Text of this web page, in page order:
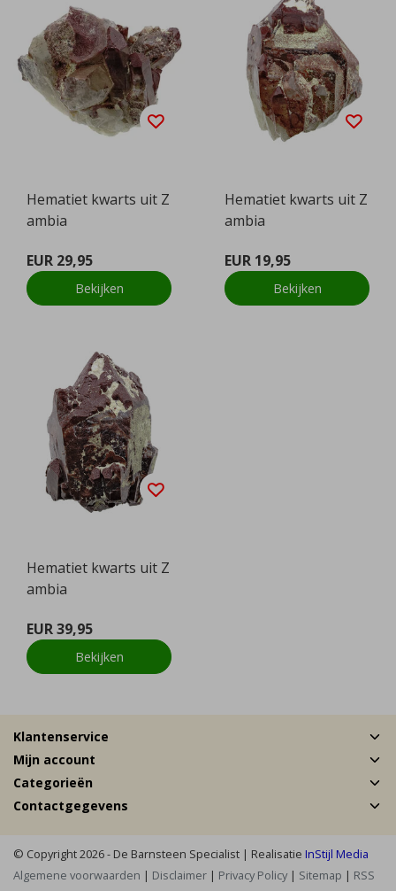
Hematiet kwarts uit Z
ambia
EUR 29,95
Bekijken
Hematiet kwarts uit Z
ambia
EUR 19,95
Bekijken
Hematiet kwarts uit Z
ambia
EUR 39,95
Bekijken
Klantenservice
Mijn account
Categorieën
Contactgegevens
© Copyright 2026 - De Barnsteen Specialist | Realisatie InStijl Media
Algemene voorwaarden | Disclaimer | Privacy Policy | Sitemap | RSS